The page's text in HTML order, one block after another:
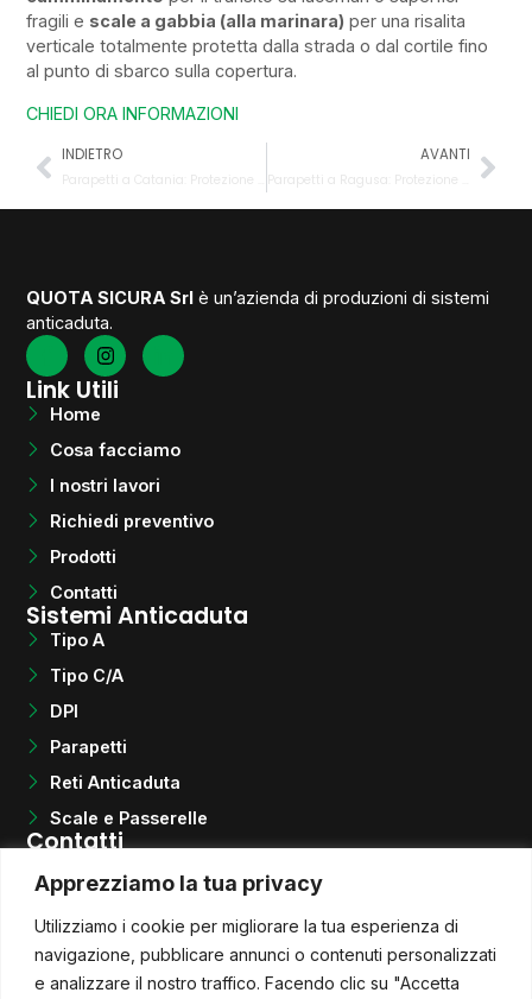
Apprezziamo la tua privacy
Utilizziamo i cookie per migliorare la tua esperienza di
navigazione, pubblicare annunci o contenuti personalizzati
e analizzare il nostro traffico. Facendo clic su "Accetta
fragili e scale a gabbia (alla marinara) per una risalita
verticale totalmente protetta dalla strada o dal cortile fino
al punto di sbarco sulla copertura.
CHIEDI ORA INFORMAZIONI
INDIETRO AVANTI
QUOTA SICURA Srl è un’azienda di produzioni di sistemi
anticaduta.
Link Utili
Home
Cosa facciamo
I nostri lavori
Richiedi preventivo
Prodotti
Contatti
Sistemi Anticaduta
Tipo A
Tipo C/A
DPI
Parapetti
Reti Anticaduta
Scale e Passerelle
Contatti
+39 0922 464054
info@quotasicura.com
QUOTA SICURA S.r.l. Unipersonale
Via Regione Siciliana n° 108